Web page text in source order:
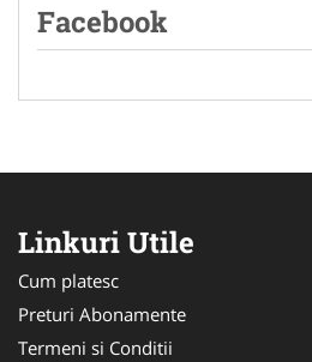
Facebook
Linkuri Utile
Cum platesc
Preturi Abonamente
Termeni si Conditii